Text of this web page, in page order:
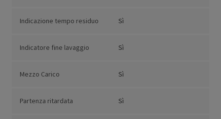
Indicazione tempo residuo Sì
Indicatore fine lavaggio Sì
Mezzo Carico Sì
Partenza ritardata Sì